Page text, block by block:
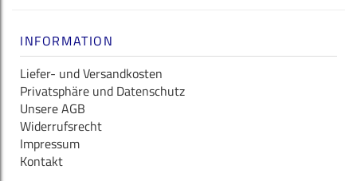
INFORMATION
Liefer- und Versandkosten
Privatsphäre und Datenschutz
Unsere AGB
Widerrufsrecht
Impressum
Kontakt